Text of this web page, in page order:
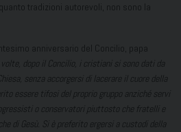
tradizioni autorevoli, non sono la
anniversario del Concilio, papa
volte, dopo il Concilio, i cristiani si sono dati da
senza accorgersi di lacerare il cuore della
essere tifosi del proprio gruppo anziché servi
o conservatori piuttosto che fratelli e
di Gesù. Si è preferito ergersi a custodi della